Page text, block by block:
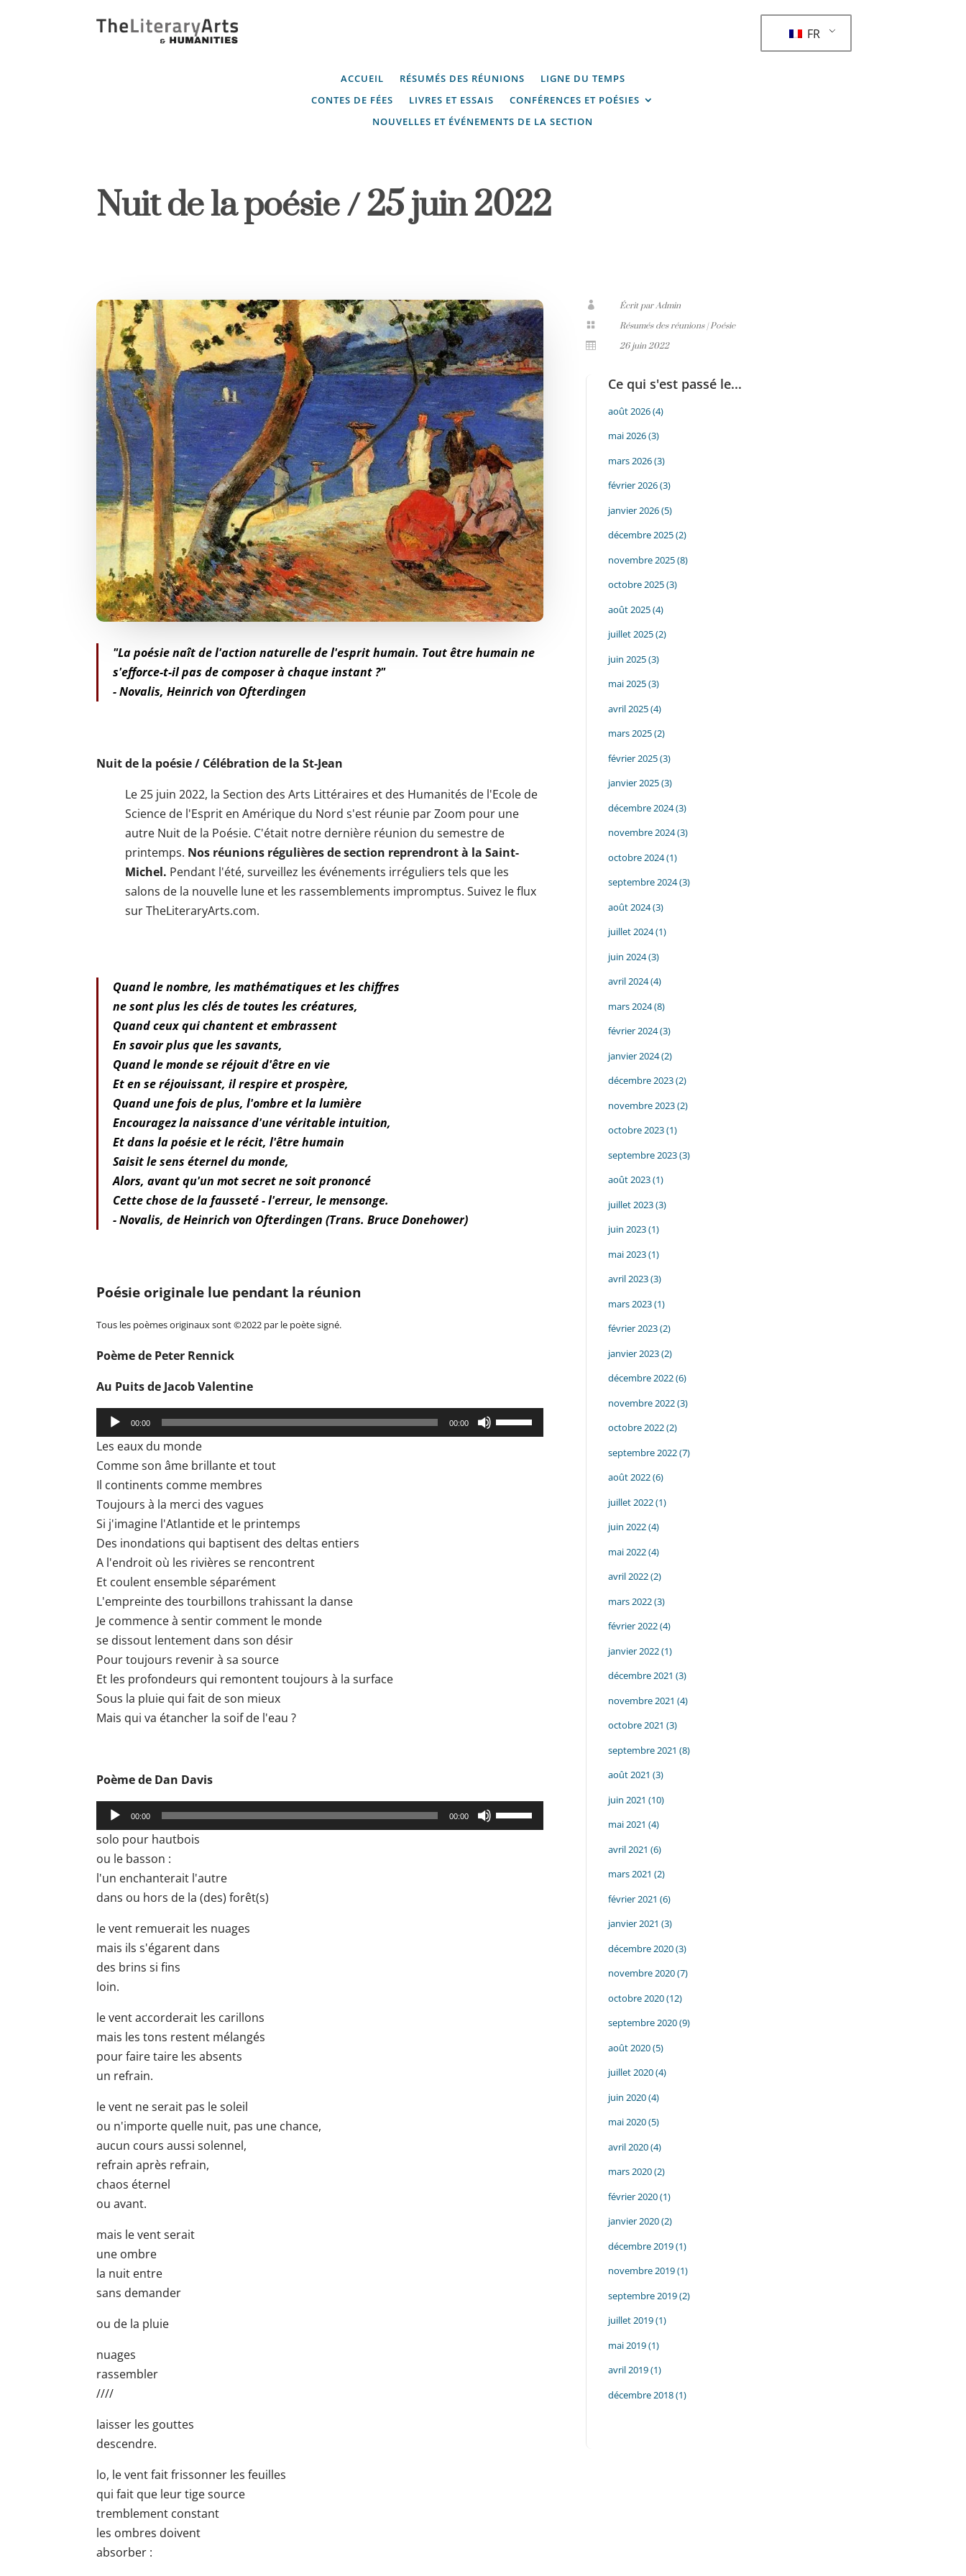
ACCUEIL RÉSUMÉS DES RÉUNIONS
LIGNE DU TEMPS
CONTES DE FÉES
LIVRES ET ESSAIS
CONFÉRENCES ET POÉSIES
NOUVELLES ET ÉVÉNEMENTS DE LA SECTION
FR
Nuit de la poésie / 25 juin 2022
"La poésie naît de l'action naturelle de l'esprit humain. Tout être humain ne
s'efforce-t-il pas de composer à chaque instant ?"
- Novalis, Heinrich von Ofterdingen
Nuit de la poésie / Célébration de la St-Jean
Le 25 juin 2022, la Section des Arts Littéraires et des Humanités de l'Ecole de
Science de l'Esprit en Amérique du Nord s'est réunie par Zoom pour une
autre Nuit de la Poésie. C'était notre dernière réunion du semestre de
printemps. Nos réunions régulières de section reprendront à la Saint-
Michel. Pendant l'été, surveillez les événements irréguliers tels que les
salons de la nouvelle lune et les rassemblements impromptus. Suivez le flux
sur TheLiteraryArts.com.
Quand le nombre, les mathématiques et les chiffres
ne sont plus les clés de toutes les créatures,
Quand ceux qui chantent et embrassent
En savoir plus que les savants,
Quand le monde se réjouit d'être en vie
Et en se réjouissant, il respire et prospère,
Quand une fois de plus, l'ombre et la lumière
Encouragez la naissance d'une véritable intuition,
Et dans la poésie et le récit, l'être humain
Saisit le sens éternel du monde,
Alors, avant qu'un mot secret ne soit prononcé
Cette chose de la fausseté - l'erreur, le mensonge.
- Novalis, de Heinrich von Ofterdingen (Trans. Bruce Donehower)
Poésie originale lue pendant la réunion
Tous les poèmes originaux sont ©2022 par le poète signé.
Poème de Peter Rennick
Au Puits de Jacob Valentine
Lecteur
audio
00:00 00:00
Utilisez
les
Les eaux du monde
Comme son âme brillante et tout
Il continents comme membres
Toujours à la merci des vagues
Si j'imagine l'Atlantide et le printemps
Des inondations qui baptisent des deltas entiers
A l'endroit où les rivières se rencontrent
Et coulent ensemble séparément
L'empreinte des tourbillons trahissant la danse
Je commence à sentir comment le monde
se dissout lentement dans son désir
Pour toujours revenir à sa source
Et les profondeurs qui remontent toujours à la surface
Sous la pluie qui fait de son mieux
Mais qui va étancher la soif de l'eau ?
Poème de Dan Davis
Lecteur
audio
00:00 00:00
Utilisez
les
solo pour hautbois
ou le basson :
l'un enchanterait l'autre
dans ou hors de la (des) forêt(s)
le vent remuerait les nuages
mais ils s'égarent dans
des brins si fins
loin.
le vent accorderait les carillons
mais les tons restent mélangés
pour faire taire les absents
un refrain.
le vent ne serait pas le soleil
ou n'importe quelle nuit, pas une chance,
aucun cours aussi solennel,
refrain après refrain,
chaos éternel
ou avant.
mais le vent serait
une ombre
la nuit entre
sans demander
ou de la pluie
nuages
rassembler
////
laisser les gouttes
descendre.
lo, le vent fait frissonner les feuilles
qui fait que leur tige source
tremblement constant
les ombres doivent
absorber :
 Écrit par Admin
 Résumés des réunions|Poésie
 26 juin 2022
Ce qui s'est passé le...
août 2026(4)
mai 2026(3)
mars 2026(3)
février 2026(3)
janvier 2026(5)
décembre 2025(2)
novembre 2025(8)
octobre 2025(3)
août 2025(4)
juillet 2025(2)
juin 2025(3)
mai 2025(3)
avril 2025(4)
mars 2025(2)
février 2025(3)
janvier 2025(3)
décembre 2024(3)
novembre 2024(3)
octobre 2024(1)
septembre 2024(3)
août 2024(3)
juillet 2024(1)
juin 2024(3)
avril 2024(4)
mars 2024(8)
février 2024(3)
janvier 2024(2)
décembre 2023(2)
novembre 2023(2)
octobre 2023(1)
septembre 2023(3)
août 2023(1)
juillet 2023(3)
juin 2023(1)
mai 2023(1)
avril 2023(3)
mars 2023(1)
février 2023(2)
janvier 2023(2)
décembre 2022(6)
novembre 2022(3)
octobre 2022(2)
septembre 2022(7)
août 2022(6)
juillet 2022(1)
juin 2022(4)
mai 2022(4)
avril 2022(2)
mars 2022(3)
février 2022(4)
janvier 2022(1)
décembre 2021 (3)
novembre 2021 (4)
octobre 2021 (3)
septembre 2021 (8)
août 2021 (3)
juin 2021 (10)
mai 2021 (4)
avril 2021 (6)
mars 2021 (2)
février 2021 (6)
janvier 2021 (3)
décembre 2020(3)
novembre 2020(7)
octobre 2020(12)
septembre 2020(9)
août 2020(5)
juillet 2020(4)
juin 2020(4)
mai 2020(5)
avril 2020(4)
mars 2020(2)
février 2020(1)
janvier 2020(2)
décembre 2019(1)
novembre 2019(1)
septembre 2019(2)
juillet 2019(1)
mai 2019(1)
avril 2019(1)
décembre 2018(1)